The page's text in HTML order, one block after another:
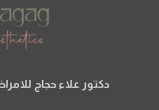
دكتور علاء حجاج